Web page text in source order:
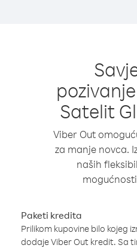
Satelit
Viber Out
za manje novca.
naših
Paketi kredita
Prilikom kupovine bilo kojeg
dodaje Viber Out kredit. Sa